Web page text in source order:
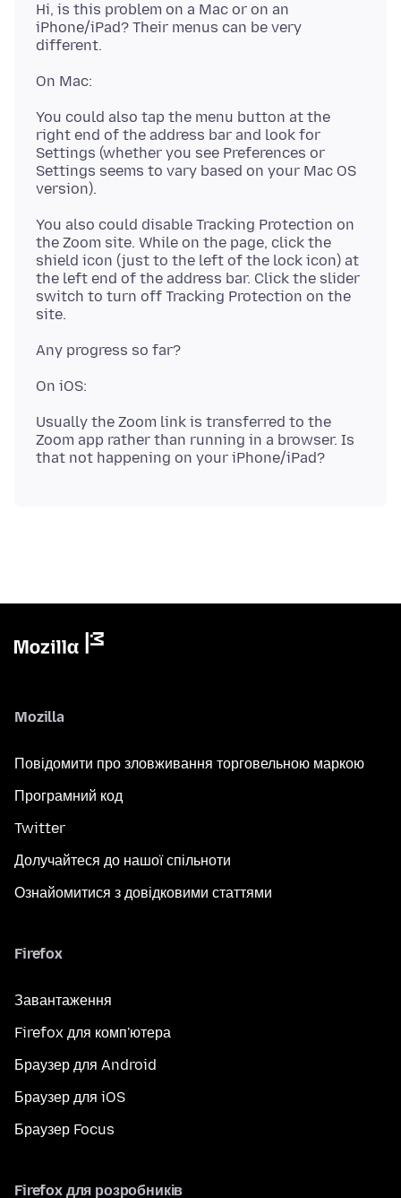
Hi, is this problem on a Mac or on an
iPhone/iPad? Their menus can be very
You could also tap the menu button at the
right end of the address bar and look for
Settings (whether you see Preferences or
Settings seems to vary based on your Mac OS
You also could disable Tracking Protection on
the Zoom site. While on the page, click the
shield icon (just to the left of the lock icon) at
the left end of the address bar. Click the slider
switch to turn off Tracking Protection on the
Usually the Zoom link is transferred to the
Zoom app rather than running in a browser. Is
Mozilla
Повідомити про зловживання торговельною маркою
Програмний код
Twitter
Долучайтеся до нашої спільноти
Ознайомитися з довідковими статтями
Firefox
Завантаження
Firefox для комп'ютера
Браузер для Android
Браузер для iOS
Браузер Focus
Firefox для розробників